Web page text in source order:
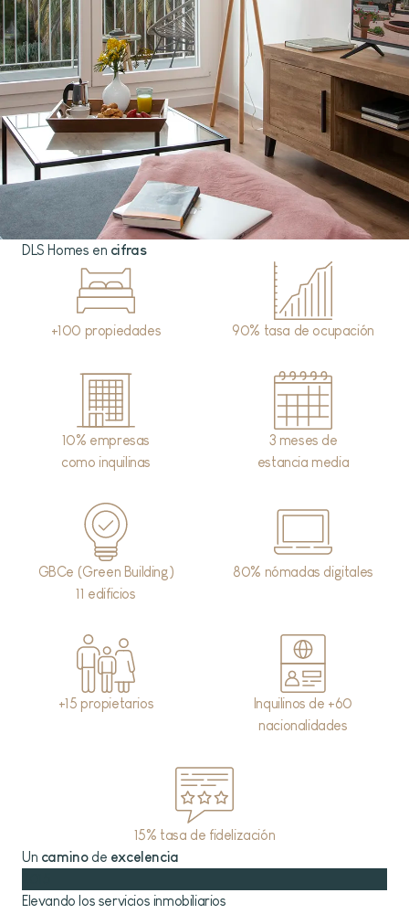
DLS Homes en cifras
+100 propiedades 90% tasa de ocupación
10% empresas
como inquilinas
3 meses de
estancia media
GBCe (Green Building)
11 edificios
80% nómadas digitales
+15 propietarios
Inquilinos de +60
nacionalidades
15% tasa de fidelización
Un caminode excelencia
Elevando los servicios inmobiliarios